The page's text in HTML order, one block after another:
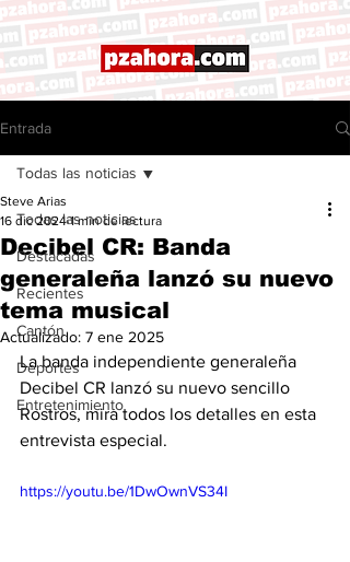
Entrada
Todas las noticias
Destacadas
Recientes
Cantón
Deportes
Entretenimiento
Todas las noticias
Decibel CR: Banda
generaleña lanzó su nuevo
tema musical
Steve Arias
16 dic 2024 1 min de lectura
Actualizado: 7 ene 2025
La banda independiente generaleña
Decibel CR lanzó su nuevo sencillo
Rostros, mira todos los detalles en esta
entrevista especial.
https://youtu.be/1DwOwnVS34I